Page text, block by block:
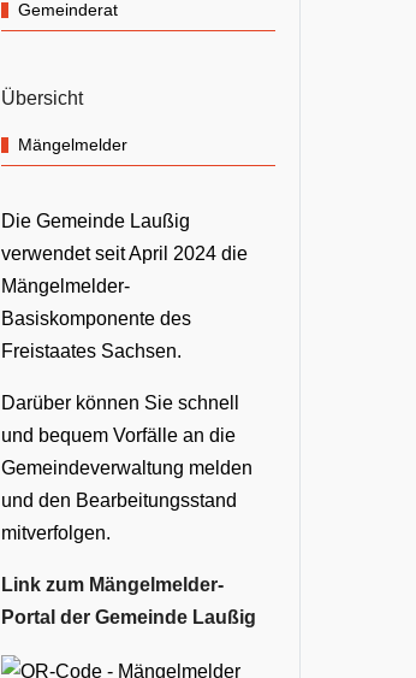
Gemeinderat
Übersicht
Mängelmelder
Die Gemeinde Laußig
verwendet seit April 2024 die
Mängelmelder-
Basiskomponente des
Freistaates Sachsen.
Darüber können Sie schnell
und bequem Vorfälle an die
Gemeindeverwaltung melden
und den Bearbeitungsstand
mitverfolgen.
Link zum Mängelmelder-
Portal der Gemeinde Laußig